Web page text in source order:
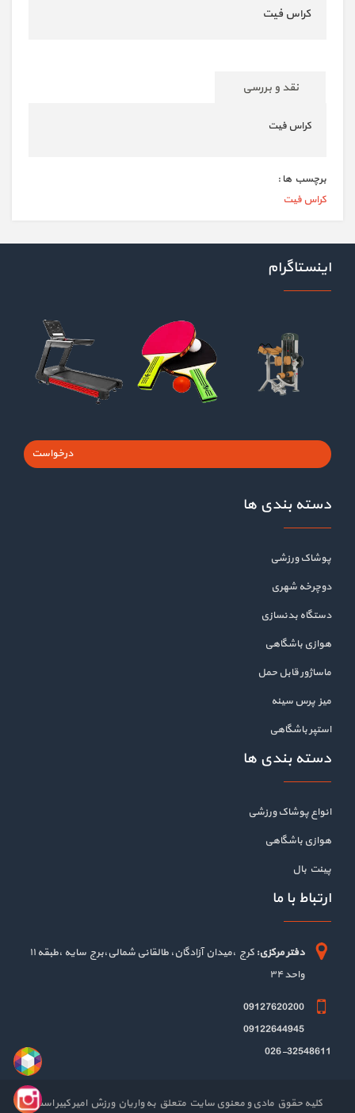
کراس فیت
نقد و بررسی
کراس فیت
برچسب ها :
کراس فیت
اینستاگرام
درخواست
دسته بندی ها
پوشاک ورزشی
دوچرخه شهری
دستگاه بدنسازی
هوازی باشگاهی
ماساژور قابل حمل
میز پرس سینه
استپر باشگاهی
دسته بندی ها
انواع پوشاک ورزشی
هوازی باشگاهی
پینت بال
ارتباط با ما
دفتر مرکزی:
کرج ،میدان آزادگان، طالقانی شمالی،برج سایه ،طبقه ۱۱
واحد ۳۴
09127620200
09122644945
026-32548611
کلیه حقوق مادی و معنوی سایت متعلق به واریان ورزش امیر کبیر است